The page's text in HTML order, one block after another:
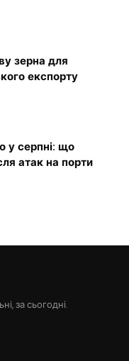
зерна для
експорту
у серпні: що
атак на порти
за сьогодні.